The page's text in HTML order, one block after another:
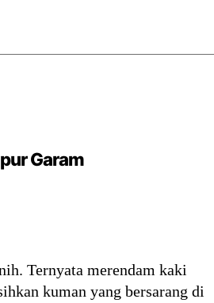
Garam
Ternyata merendam kaki
kuman yang bersarang di